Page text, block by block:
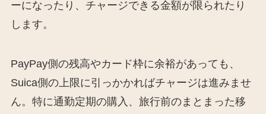
ーになったり、チャージできる金額が限られたり
します。
PayPay側の残高やカード枠に余裕があっても、
Suica側の上限に引っかかればチャージは進みませ
ん。特に通勤定期の購入、旅行前のまとまった移